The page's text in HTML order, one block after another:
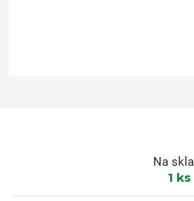
Na
1 ks